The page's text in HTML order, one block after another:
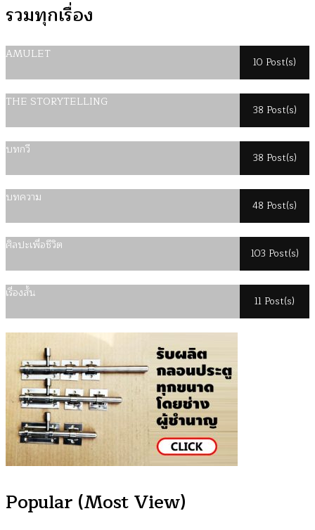
รวมทุกเรื่อง
AMULET
10 Post(s)
THE STORYTELLING
38 Post(s)
บทกวี
38 Post(s)
บทความ
48 Post(s)
ศิลปะเพื่อชีวิต
103 Post(s)
เรื่องสั้น
11 Post(s)
Popular (Most View)